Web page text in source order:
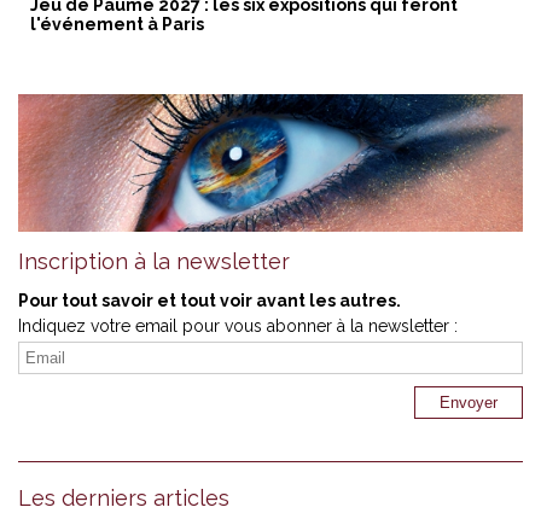
Jeu de Paume 2027 : les six expositions qui feront
l'événement à Paris
Inscription à la newsletter
Pour tout savoir et tout voir avant les autres.
Indiquez votre email pour vous abonner à la newsletter :
Les derniers articles